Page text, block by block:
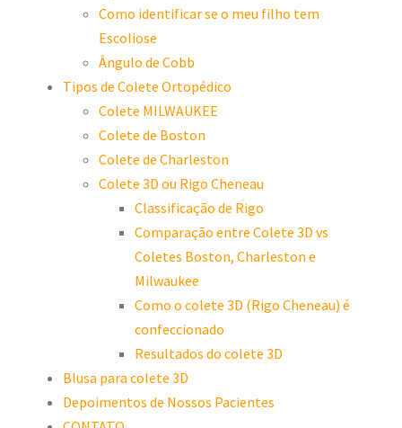
Como identificar se o meu filho tem
Escoliose
Ângulo de Cobb
Tipos de Colete Ortopédico
Colete MILWAUKEE
Colete de Boston
Colete de Charleston
Colete 3D ou Rigo Cheneau
Classificação de Rigo
Comparação entre Colete 3D vs
Coletes Boston, Charleston e
Milwaukee
Como o colete 3D (Rigo Cheneau) é
confeccionado
Resultados do colete 3D
Blusa para colete 3D
Depoimentos de Nossos Pacientes